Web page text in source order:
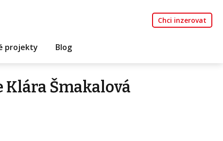
Chci inzerovat
projekty Blog
Šmakalová